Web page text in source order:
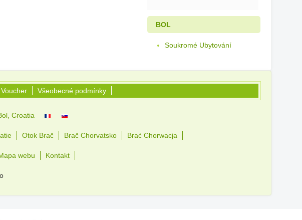
BOL
Soukromé Ubytování
Voucher Všeobecné podmínky
Croatia
Otok Brač Brač Chorvatsko Brać Chorwacja
webu Kontakt